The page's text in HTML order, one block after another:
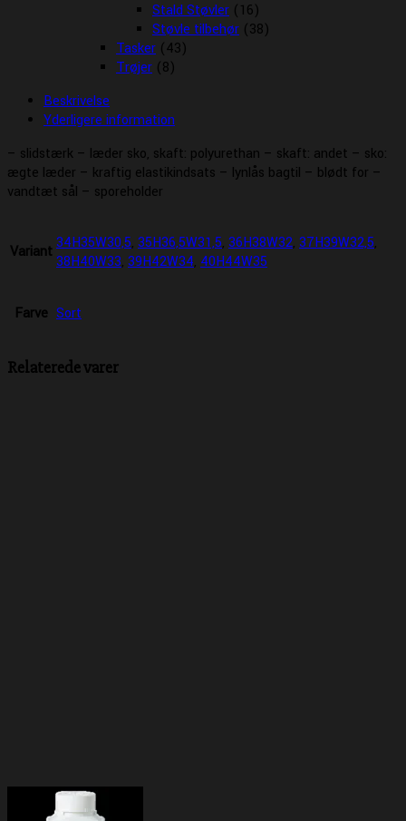
Stald Støvler (16)
Støvle tilbehør (38)
Tasker (43)
Trøjer (8)
Beskrivelse
Yderligere information
– slidstærk – læder sko, skaft: polyurethan – skaft: andet – sko:
ægte læder – kraftig elastikindsats – lynlås bagtil – blødt for –
vandtæt sål – sporeholder
Variant 34H35W30,5, 35H36,5W31,5, 36H38W32, 37H39W32,5,
38H40W33, 39H42W34, 40H44W35
Farve Sort
Relaterede varer